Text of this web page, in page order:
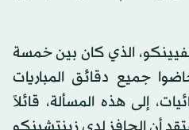
الذي كان بين خمسة
جميع دقائق المباريات
إلى هذه المسألة، قائلاً